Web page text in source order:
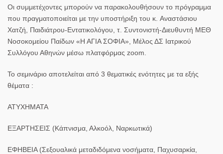
Οι συμμετέχοντες μπορούν να παρακολουθήσουν το πρόγραμμα
που πραγματοποιείται με την υποστήριξη του κ. Αναστάσιου
Χατζή , Παιδιάτρου-Εντατικολόγου, τ. Συντονιστή-Διευθυντή ΜΕΘ
Νοσοκομείου Παίδων «Η ΑΓΙΑ ΣΟΦΙΑ», Μέλος ΔΣ Ιατρικού
Συλλόγου Αθηνών μέσω πλατφόρμας zoom
Το σεμινάριο αποτελείται από 3 θεματικές ενότητες με τα εξής
θέματα :
ΑΤΥΧΗΜΑΤΑ
ΕΞΑΡΤΗΣΕΙΣ (Κάπνισμα, Αλκοόλ, Ναρκωτικά)
ΕΦΗΒΕΙΑ (Σεξουαλικά μεταδιδόμενα νοσήματα, Παχυσαρκία,